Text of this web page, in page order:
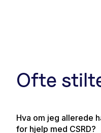
Ofte
Hva om jeg allerede
for hjelp med CSRD?